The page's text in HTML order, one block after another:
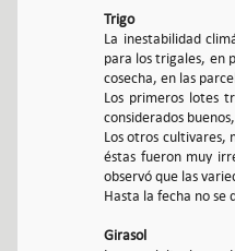
Trigo
La inestabilidad
para los trigales, en
cosecha, en las
Los primeros lotes
considerados
Los otros cultivares,
éstas fueron muy
observó que las
Hasta la fecha no se
Girasol